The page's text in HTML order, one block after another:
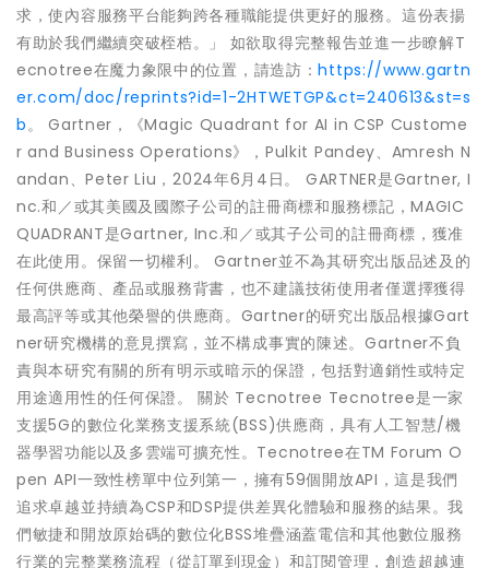
求，使內容服務平台能夠跨各種職能提供更好的服務。這份表揚
有助於我們繼續突破桎梏。」 如欲取得完整報告並進一步瞭解T
ecnotree在魔力象限中的位置，請造訪：https://www.gartn
er.com/doc/reprints?id=1-2HTWETGP&ct=240613&st=s
b。 Gartner，《Magic Quadrant for AI in CSP Custome
r and Business Operations》，Pulkit Pandey、Amresh N
andan、Peter Liu，2024年6月4日。 GARTNER是Gartner, I
nc.和／或其美國及國際子公司的註冊商標和服務標記，MAGIC
QUADRANT是Gartner, Inc.和／或其子公司的註冊商標，獲准
在此使用。保留一切權利。 Gartner並不為其研究出版品述及的
任何供應商、產品或服務背書，也不建議技術使用者僅選擇獲得
最高評等或其他榮譽的供應商。Gartner的研究出版品根據Gart
ner研究機構的意見撰寫，並不構成事實的陳述。Gartner不負
責與本研究有關的所有明示或暗示的保證，包括對適銷性或特定
用途適用性的任何保證。 關於 Tecnotree Tecnotree是一家
支援5G的數位化業務支援系統(BSS)供應商，具有人工智慧/機
器學習功能以及多雲端可擴充性。Tecnotree在TM Forum O
pen API一致性榜單中位列第一，擁有59個開放API，這是我們
追求卓越並持續為CSP和DSP提供差異化體驗和服務的結果。我
們敏捷和開放原始碼的數位化BSS堆疊涵蓋電信和其他數位服務
行業的完整業務流程（從訂單到現金）和訂閱管理，創造超越連